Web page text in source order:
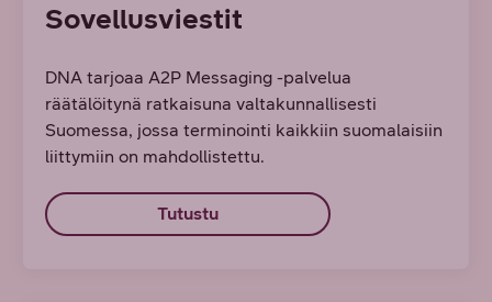
Sovellusviestit
DNA tarjoaa A2P Messaging -palvelua
räätälöitynä ratkaisuna valtakunnallisesti
Suomessa, jossa terminointi kaikkiin suomalaisiin
liittymiin on mahdollistettu.
Tutustu